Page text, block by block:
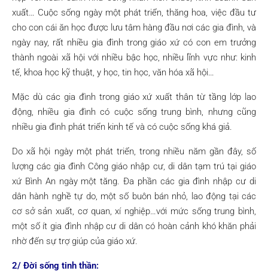
xuất… Cuộc sống ngày một phát triển, thăng hoa, việc đầu tư
cho con cái ăn học được lưu tâm hàng đầu nơi các gia đình, và
ngày nay, rất nhiều gia đình trong giáo xứ có con em trưởng
thành ngoài xã hội với nhiều bậc học, nhiều lĩnh vực như: kinh
tế, khoa học kỹ thuật, y học, tin học, văn hóa xã hội…
Mặc dù các gia đình trong giáo xứ xuất thân từ tầng lớp lao
động, nhiều gia đình có cuộc sống trung bình, nhưng cũng
nhiều gia đình phát triển kinh tế và có cuộc sống khá giả.
Do xã hội ngày một phát triển, trong nhiều năm gần đây, số
lượng các gia đình Công giáo nhập cư, di dân tạm trú tại giáo
xứ Bình An ngày một tăng. Đa phần các gia đình nhập cư di
dân hành nghề tự do, một số buôn bán nhỏ, lao động tại các
cơ sở sản xuất, cơ quan, xí nghiệp…với mức sống trung bình,
một số ít gia đình nhập cư di dân có hoàn cảnh khó khăn phải
nhờ đến sự trợ giúp của giáo xứ.
2/ Đời sống tinh thần: